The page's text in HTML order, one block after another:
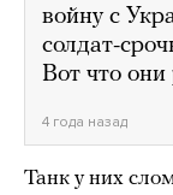
войну с
солдат-
Вот что они
4 года назад
Танк у них